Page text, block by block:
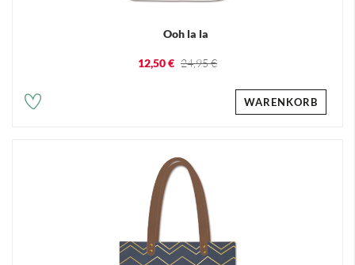
Ooh la la
12,50 € 24,95 €
WARENKORB